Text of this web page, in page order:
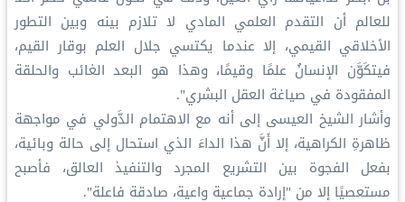
للعالم أن التقدم العلمي المادي لا تلازم بينه وبين التطور
الأخلاقي القيمي، إلا عندما يكتسي جلال العلم بوقار القيم،
فيتكَوَّن الإنسانُ علمًا وقيمًا، وهذا هو البعد الغائب والحلقة
المفقودة في صياغة العقل البشري".
وأشار الشيخ العيسى إلى أنه مع الاهتمام الدَّولي في مواجهة
ظاهرةِ الكراهية، إلا أَنَّ هذا الداءَ الذي استحال إلى حالة وبائية،
بفعل الفجوة بين التشريع المجرد والتنفيذ العالق، فأصبح
مستعصيًا إلا من "إرادة جماعية واعية، صادقة فاعلة".